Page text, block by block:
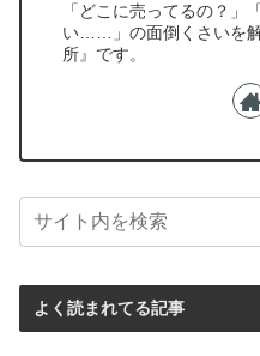
「どこに売ってるの？」
い……」の面倒くさいを
所』です。
よく読まれてる記事